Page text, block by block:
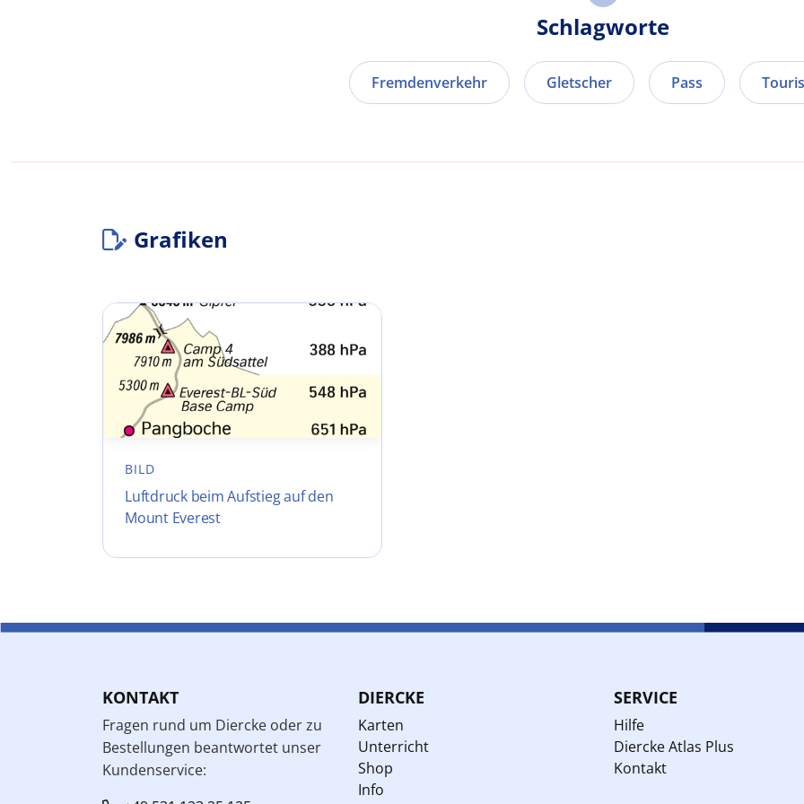
Schlagworte
Fremdenverkehr Gletscher Pass
Grafiken
BILD
Luftdruck beim Aufstieg auf den
Mount Everest
KONTAKT
Fragen rund um Diercke oder zu
Bestellungen beantwortet unser
Kundenservice:
DIERCKE
Karten
Unterricht
Shop
Info
SERVICE
Hilfe
Diercke Atlas Plus
Kontakt